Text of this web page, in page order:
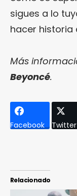
sigues a lo
hacer historia
Más
Beyoncé.
Facebook Twitter
Relacionado